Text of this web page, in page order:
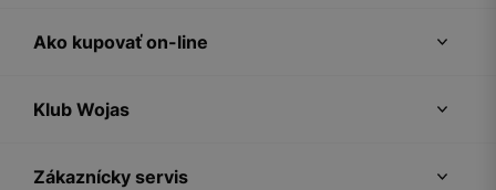
Ako kupovať on-line
Klub Wojas
Zákaznícky servis